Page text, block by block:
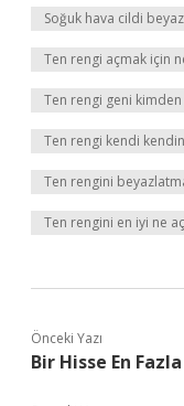
Soğuk hava cildi
Ten rengi açmak için
Ten rengi geni
Ten rengi kendi
Ten rengini
Ten rengini en iyi ne
Önceki Yazı
Bir Hisse En